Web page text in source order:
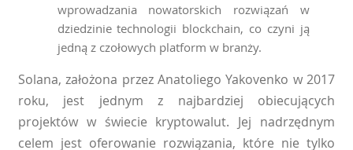
wprowadzania nowatorskich rozwiązań w
dziedzinie technologii blockchain, co czyni ją
jedną z czołowych platform w branży.
Solana, założona przez Anatoliego Yakovenko w 2017
roku, jest jednym z najbardziej obiecujących
projektów w świecie kryptowalut. Jej nadrzędnym
celem jest oferowanie rozwiązania, które nie tylko